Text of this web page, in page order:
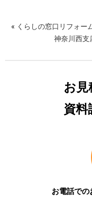
« くらしの窓口リフォー
神奈川西
お見
資料
お電話での